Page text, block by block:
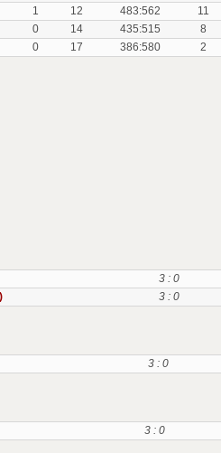
1 12 483:562
11
0 14 435:515
8
0 17 386:580 2
3 : 0
3 : 0
3 : 0
3 : 0